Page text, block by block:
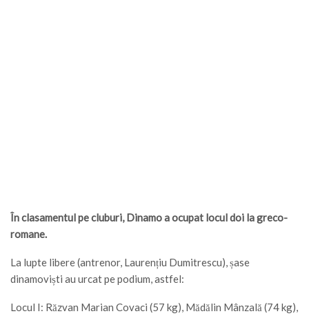
În clasamentul pe cluburi, Dinamo a ocupat locul doi la greco-
romane.
La lupte libere (antrenor, Laurențiu Dumitrescu), șase
dinamoviști au urcat pe podium, astfel:
Locul I: Răzvan Marian Covaci (57 kg), Mădălin Mânzală (74 kg),